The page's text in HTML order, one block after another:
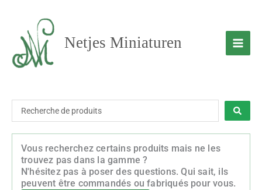
contenu
Netjes Miniaturen
Recherche
...
Vous recherchez certains produits mais ne les
trouvez pas dans la gamme ?
N'hésitez pas à poser des questions. Qui sait, ils
peuvent être commandés ou fabriqués pour vous.